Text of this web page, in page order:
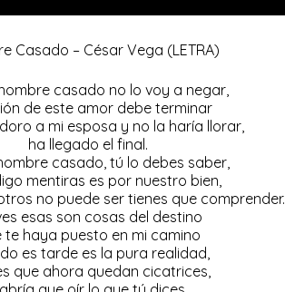
Casado – César Vega (LETRA)
casado no lo voy a negar,
de este amor debe terminar
a mi esposa y no la haría llorar,
ha llegado el final.
casado, tú lo debes saber,
mentiras es por nuestro bien,
no puede ser tienes que comprender.
esas son cosas del destino
te haya puesto en mi camino
es tarde es la pura realidad,
que ahora quedan cicatrices,